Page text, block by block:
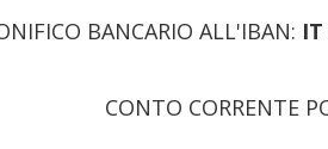
BANCARIO ALL'IBAN:
CONTO CORRENTE